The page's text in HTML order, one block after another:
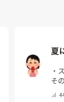
夏
・
そ